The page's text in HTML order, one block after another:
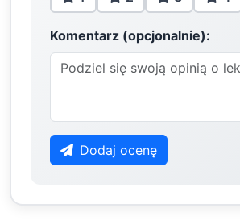
Komentarz (opcjonalnie):
Dodaj ocenę